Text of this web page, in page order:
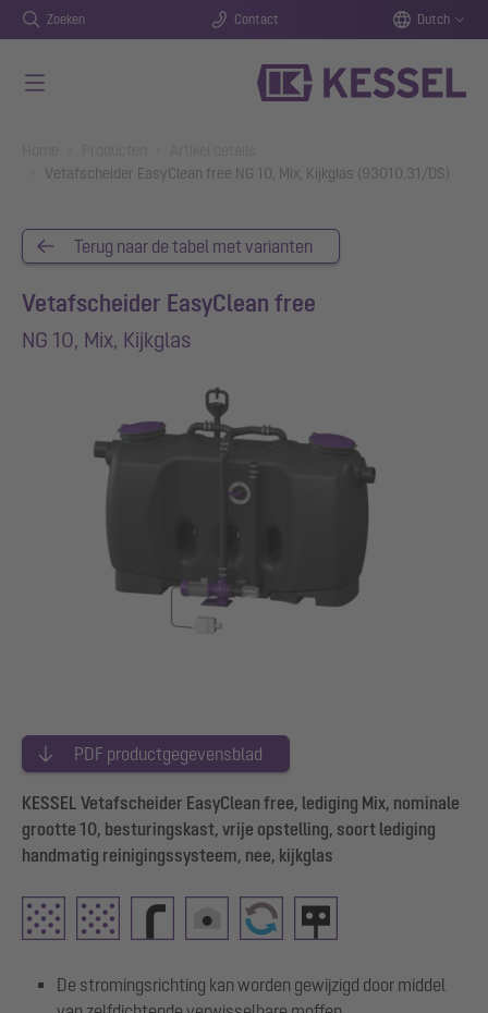
Zoeken Contact Dutch
Vetafscheider EasyClean free NG 10, Mix, Kijkglas (93010.31/DS)
Terug naar de tabel met varianten
Vetafscheider EasyClean free
NG 10, Mix, Kijkglas
PDF productgegevensblad
KESSEL Vetafscheider EasyClean free, lediging Mix, nominale
grootte 10, besturingskast, vrije opstelling, soort lediging
handmatig reinigingssysteem, nee, kijkglas
De stromingsrichting kan worden gewijzigd door middel